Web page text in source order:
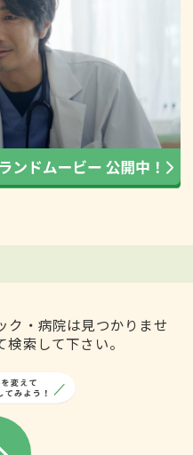
ク・病院は見つかりませ
索して下さい。